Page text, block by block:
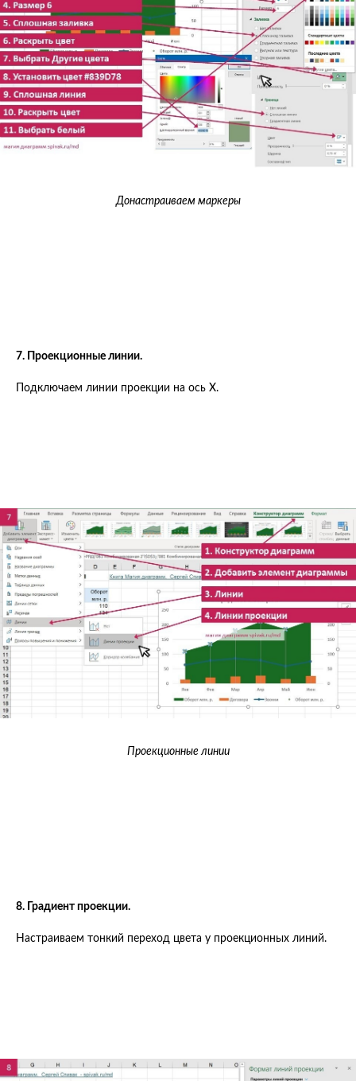
Донастраиваем маркеры
7. Проекционные линии.
Подключаем линии проекции на ось Х.
Проекционные линии
8. Градиент проекции.
Настраиваем тонкий переход цвета у проекционных линий.